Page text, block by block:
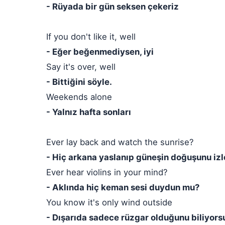
- Rüyada bir gün seksen çekeriz
If you don't like it, well
- Eğer beğenmediysen, iyi
Say it's over, well
- Bittiğini söyle.
Weekends alone
- Yalnız hafta sonları
Ever lay back and watch the sunrise?
- Hiç arkana yaslanıp güneşin doğuşunu
Ever hear violins in your mind?
- Aklında hiç keman sesi duydun mu?
You know it's only wind outside
- Dışarıda sadece rüzgar olduğunu